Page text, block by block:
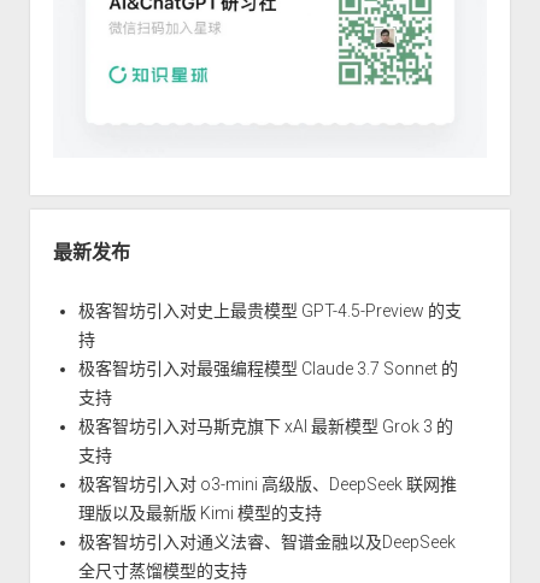
最新发布
极客智坊引入对史上最贵模型 GPT-4.5-Preview 的支
持
极客智坊引入对最强编程模型 Claude 3.7 Sonnet 的
支持
极客智坊引入对马斯克旗下 xAI 最新模型 Grok 3 的
支持
极客智坊引入对 o3-mini 高级版、DeepSeek 联网推
理版以及最新版 Kimi 模型的支持
极客智坊引入对通义法睿、智谱金融以及DeepSeek
全尺寸蒸馏模型的支持